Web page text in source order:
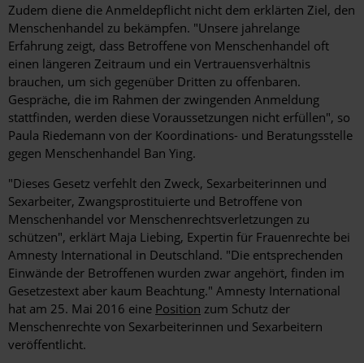
Zudem diene die Anmeldepflicht nicht dem erklärten Ziel, den
Menschenhandel zu bekämpfen. "Unsere jahrelange
Erfahrung zeigt, dass Betroffene von Menschenhandel oft
einen längeren Zeitraum und ein Vertrauensverhältnis
brauchen, um sich gegenüber Dritten zu offenbaren.
Gespräche, die im Rahmen der zwingenden Anmeldung
stattfinden, werden diese Voraussetzungen nicht erfüllen", so
Paula Riedemann von der Koordinations- und Beratungsstelle
gegen Menschenhandel Ban Ying.
"Dieses Gesetz verfehlt den Zweck, Sexarbeiterinnen und
Sexarbeiter, Zwangsprostituierte und Betroffene von
Menschenhandel vor Menschenrechtsverletzungen zu
schützen", erklärt Maja Liebing, Expertin für Frauenrechte bei
Amnesty International in Deutschland. "Die entsprechenden
Einwände der Betroffenen wurden zwar angehört, finden im
Gesetzestext aber kaum Beachtung." Amnesty International
hat am 25. Mai 2016 eine Position zum Schutz der
Menschenrechte von Sexarbeiterinnen und Sexarbeitern
veröffentlicht.